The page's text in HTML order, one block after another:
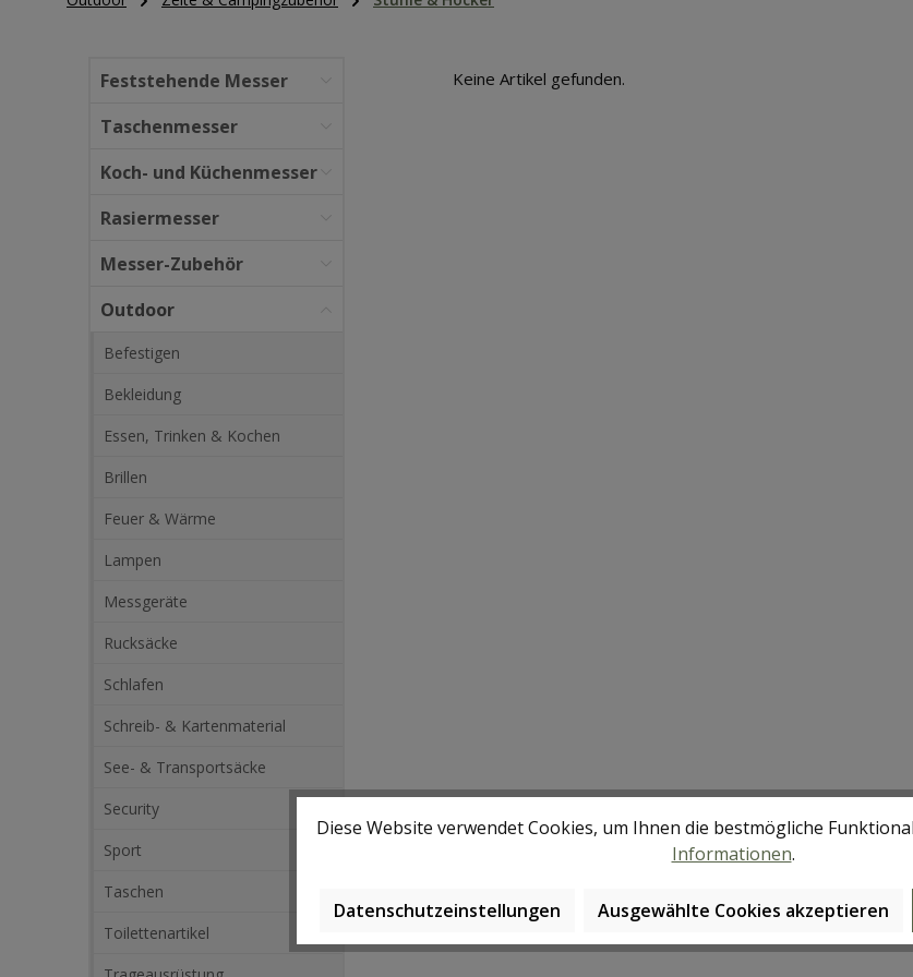
Feststehende Messer
Taschenmesser
Koch- und Küchenmesser
Rasiermesser
Messer-Zubehör
Outdoor
Befestigen
Bekleidung
Essen, Trinken & Kochen
Brillen
Feuer & Wärme
Lampen
Messgeräte
Rucksäcke
Schlafen
Schreib- & Kartenmaterial
See- & Transportsäcke
Security
Sport
Taschen
Toilettenartikel
Keine Artikel gefunden.
Diese Website verwendet Cookies, um Ihnen die bestmögliche
Informationen.
Datenschutzeinstellungen Ausgewählte Cookies akzeptieren